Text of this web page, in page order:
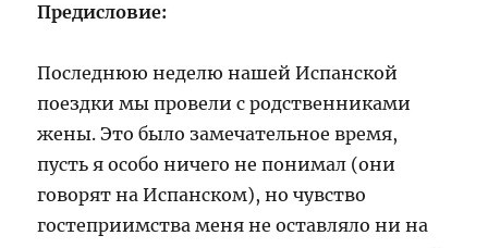
Предисловие:
Последнюю неделю нашей Испанской
поездки мы провели с родственниками
жены. Это было замечательное время,
пусть я особо ничего не понимал (они
говорят на Испанском), но чувство
гостеприимства меня не оставляло ни на